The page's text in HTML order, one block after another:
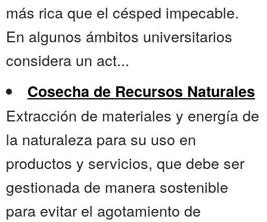
más rica que el césped impecable.
En algunos ámbitos universitarios
considera un act...
Cosecha de Recursos Naturales
Extracción de materiales y energía de
la naturaleza para su uso en
productos y servicios, que debe ser
gestionada de manera sostenible
para evitar el agotamiento de